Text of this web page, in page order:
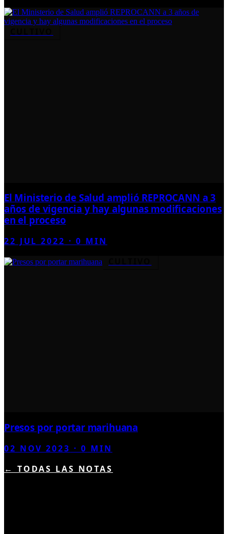
El Ministerio de Salud amplió REPROCANN a 3
años de vigencia y hay algunas modificaciones
en el proceso
22 JUL 2022 ·0 MIN
Presos por portar marihuana
02 NOV 2023 ·0 MIN
← TODAS LAS NOTAS